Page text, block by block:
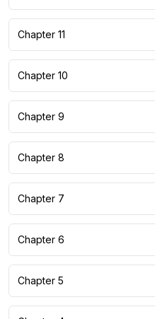
Chapter 11
Chapter 10
Chapter 9
Chapter 8
Chapter 7
Chapter 6
Chapter 5